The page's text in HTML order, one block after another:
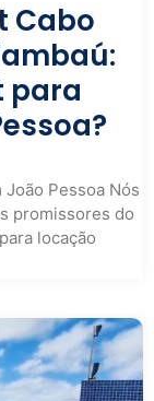
Cabo
para
Pessoa Nós
promissores do
locação